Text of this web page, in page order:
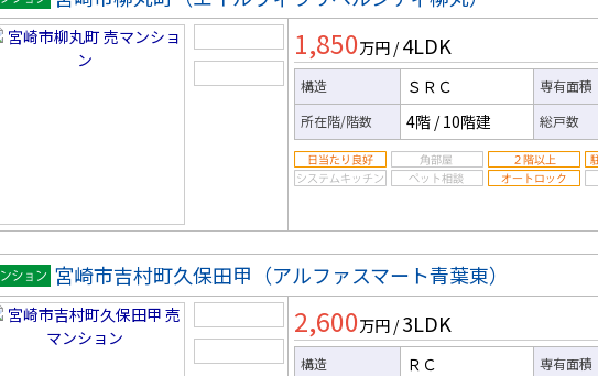
ンシ
1,850万円 / 4LDK
構造 ＳＲＣ 専有面積
所在階/階数 4階 /10階建 総戸数
ンシ
宮崎市吉村町久保田甲（アルファスマート青葉東）
2,600万円 / 3LDK
構造 ＲＣ 専有面積